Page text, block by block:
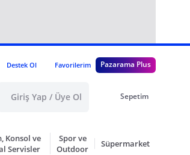
Destek Ol Favorilerim Pazarama Plus
Giriş Yap / Üye Ol Sepetim
Konsol ve
Servisler
Spor ve
Outdoor
Süpermarket